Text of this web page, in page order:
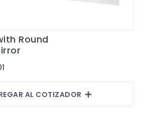
Ver Detalles
Round
AL COTIZADOR